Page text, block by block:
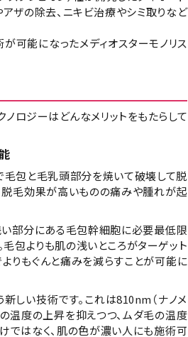
ザの除去、ニキビ治療やシミ取りなど
可能になったメディオスターモノリス
ロジーはどんなメリットをもたらして
毛包と毛乳頭部分を焼いて破壊して脱
脱毛効果が高いものの痛みや腫れが起
い部分にある毛包幹細胞に必要最低限
包よりも肌の浅いところがターゲット
りもぐんと痛みを減らすことが可能に
しい技術です。これは810nm（ナノメ
温度の上昇を抑えつつ、ムダ毛の温度
ではなく、肌の色が濃い人にも施術可